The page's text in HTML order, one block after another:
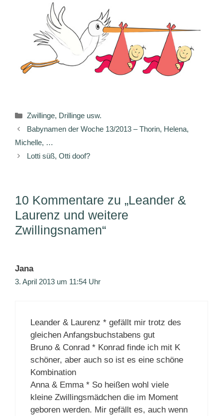
Kategorien
Zwillinge, Drillinge usw.
Babynamen der Woche 13/2013 – Thorin, Helena,
Michelle, …
Lotti süß, Otti doof?
10 Kommentare zu „Leander &
Laurenz und weitere
Zwillingsnamen“
Jana
3. April 2013 um 11:54 Uhr
Leander & Laurenz * gefällt mir trotz des
gleichen Anfangsbuchstabens gut
Bruno & Conrad * Konrad finde ich mit K
schöner, aber auch so ist es eine schöne
Kombination
Anna & Emma * So heißen wohl viele
kleine Zwillingsmädchen die im Moment
geboren werden. Mir gefällt es, auch wenn